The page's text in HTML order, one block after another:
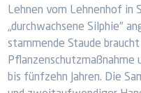
Lehnen vom Lehnenhof in
„durchwachsene Silphie"
stammende Staude
Pflanzenschutzmaßnahme
bis fünfzehn Jahren. Die